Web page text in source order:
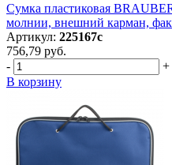
Сумка пластиковая
молнии, внешний карман,
Артикул: 225167с
756,79 руб.
-
+
В корзину